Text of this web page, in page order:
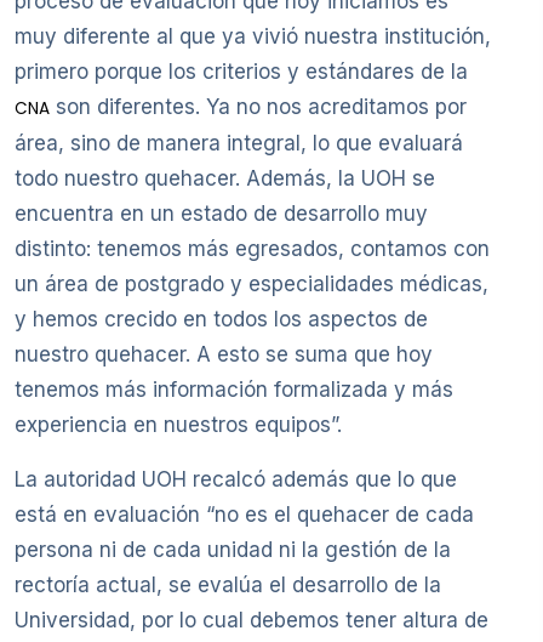
muy diferente al que ya vivió nuestra institución,
primero porque los criterios y estándares de la
CNA son diferentes. Ya no nos acreditamos por
área, sino de manera integral, lo que evaluará
todo nuestro quehacer. Además, la UOH se
encuentra en un estado de desarrollo muy
distinto: tenemos más egresados, contamos con
un área de postgrado y especialidades médicas,
y hemos crecido en todos los aspectos de
nuestro quehacer. A esto se suma que hoy
tenemos más información formalizada y más
experiencia en nuestros equipos”.
La autoridad UOH recalcó además que lo que
está en evaluación “no es el quehacer de cada
persona ni de cada unidad ni la gestión de la
rectoría actual, se evalúa el desarrollo de la
Universidad, por lo cual debemos tener altura de